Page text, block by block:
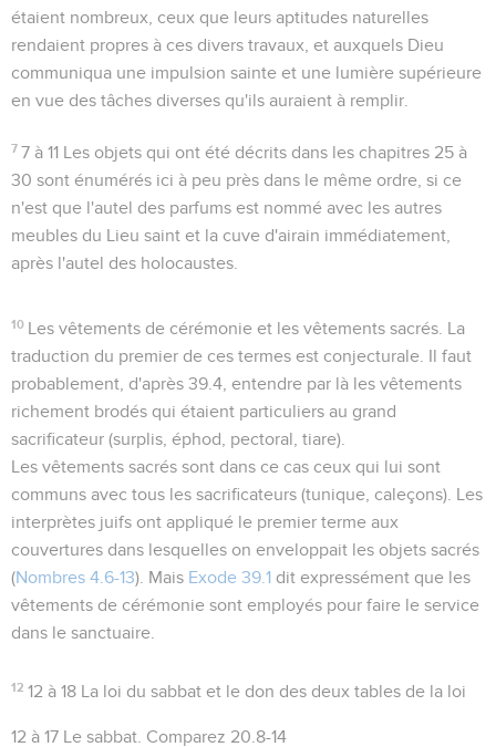
étaient nombreux, ceux que leurs aptitudes naturelles
rendaient propres à ces divers travaux, et auxquels Dieu
communiqua une impulsion sainte et une lumière supérieure
en vue des tâches diverses qu'ils auraient à remplir.
7 7 à 11 Les objets qui ont été décrits dans les chapitres 25 à
30 sont énumérés ici à peu près dans le même ordre, si ce
n'est que l'autel des parfums est nommé avec les autres
meubles du Lieu saint et la cuve d'airain immédiatement,
après l'autel des holocaustes.
10 Les vêtements de cérémonie et les vêtements sacrés . La
traduction du premier de ces termes est conjecturale. Il faut
probablement, d'après 39.4 , entendre par là les vêtements
richement brodés qui étaient particuliers au grand
sacrificateur (surplis, éphod, pectoral, tiare).
Les vêtements sacrés sont dans ce cas ceux qui lui sont
communs avec tous les sacrificateurs (tunique, caleçons). Les
interprètes juifs ont appliqué le premier terme aux
couvertures dans lesquelles on enveloppait les objets sacrés
(Nombres 4.6-13). Mais Exode 39.1 dit expressément que les
vêtements de cérémonie sont employés pour faire le service
dans le sanctuaire.
12 12 à 18 La loi du sabbat et le don des deux tables de la loi
12 à 17 Le sabbat. Comparez 20.8-14